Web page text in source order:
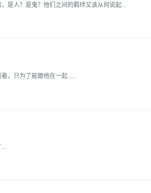
是人？是鬼？他们之间的羁绊又该从何说起...
，只为了能跟他在一起......